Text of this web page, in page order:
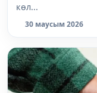
көл...
30 маусым 2026